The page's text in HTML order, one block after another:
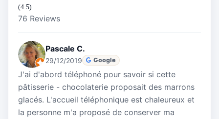
(4.5)
76 Reviews
Pascale C.
29/12/2019 Google
J'ai d'abord téléphoné pour savoir si cette
pâtisserie - chocolaterie proposait des marrons
glacés. L'accueil téléphonique est chaleureux et
la personne m'a proposé de conserver ma